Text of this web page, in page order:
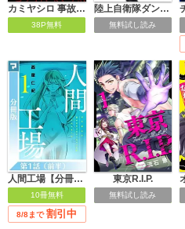
カミヤシロ 事故殺の京
38P無料
陸上自衛隊ダンジョン無双配信記～令嬢広報の生配信を手伝っていただけの筈が、バズった上にダンジョン攻略で日本を世界最強国家にしてしまった～
無料試し読み
人間工場【分冊版】
10冊無料
8/8まで 割引中
東京R.I.P.
無料試し読み